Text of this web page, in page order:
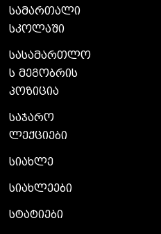
სამართალი
სკოლაში
სასამართლო
ს მეგობრის
პოზიცია
საჯარო
ლექციები
სიახლე
სიახლეები
სტატიები